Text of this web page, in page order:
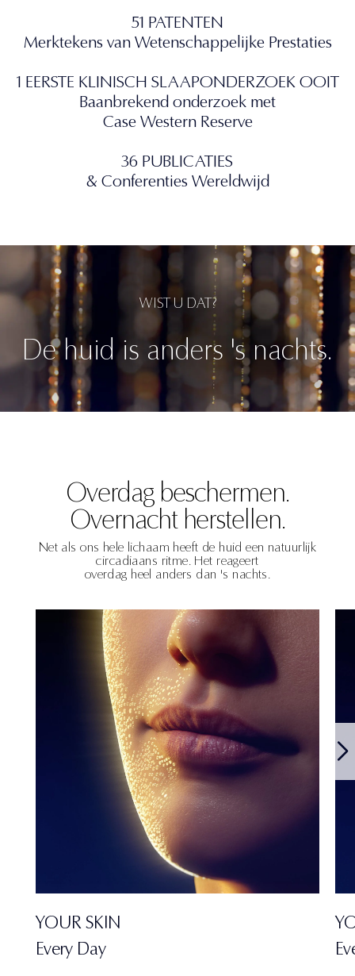
51 PATENTEN
Merktekens van Wetenschappelijke Prestaties
1 EERSTE KLINISCH SLAAPONDERZOEK OOIT
Baanbrekend onderzoek met
Case Western Reserve
36 PUBLICATIES
& Conferenties Wereldwijd
WIST U DAT?
De huid is anders 's nachts.
Overdag beschermen.
Overnacht herstellen.
Net als ons hele lichaam heeft de huid een natuurlijk
circadiaans ritme. Het reageert
overdag heel anders dan 's nachts.
YOUR SKIN
Every Day